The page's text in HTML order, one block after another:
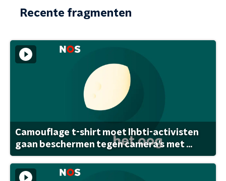
Recente fragmenten
Camouflage t-shirt moet lhbti-activisten
gaan beschermen tegen camera's met ...